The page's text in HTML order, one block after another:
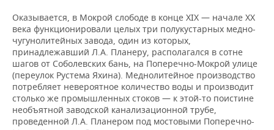
Оказывается, в Мокрой слободе в конце XIX — начале ХХ
века функционировали целых три полукустарных медно-
чугунолитейных завода, один из которых,
принадлежавший Л.А. Планеру, располагался в сотне
шагов от Соболевских бань, на Поперечно-Мокрой улице
(переулок Рустема Яхина). Меднолитейное производство
потребляет невероятное количество воды и производит
столько же промышленных стоков — к этой-то поистине
необъятной заводской канализационной трубе,
проведенной Л.А. Планером под мостовыми Поперечно-